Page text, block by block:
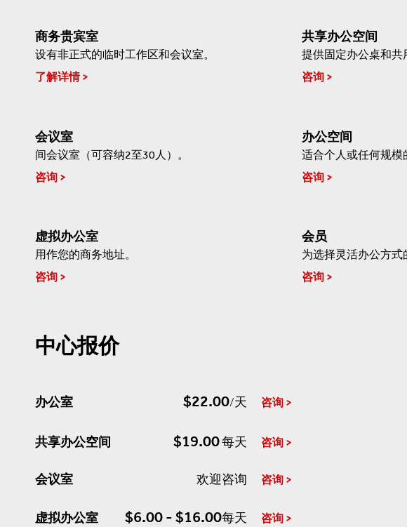
商务贵宾室
设有非正式的临时工作区和会议室。
了解详情
共享办公空间
提供固定办公桌和共
咨询
会议室
间会议室（可容纳2至30人）。
咨询
办公空间
适合个人或任何规模
咨询
虚拟办公室
用作您的商务地址。
咨询
会员
为选择灵活办公方式
咨询
中心报价
办公室 $22.00/天 咨询
共享办公空间 $19.00每天 咨询
会议室 欢迎咨询 咨询
虚拟办公室 $6.00 - $16.00每天 咨询